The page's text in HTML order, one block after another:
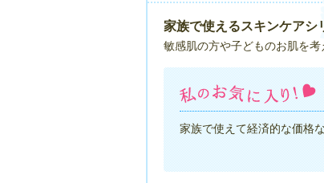
家族で使えるスキンケアシ
敏感肌の方や子どものお肌を考
家族で使えて経済的な価格